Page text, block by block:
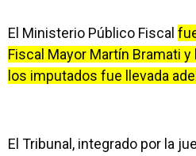
El Ministerio Público Fiscal
Fiscal Mayor Martín Bramati
los imputados fue llevada
El Tribunal, integrado por la